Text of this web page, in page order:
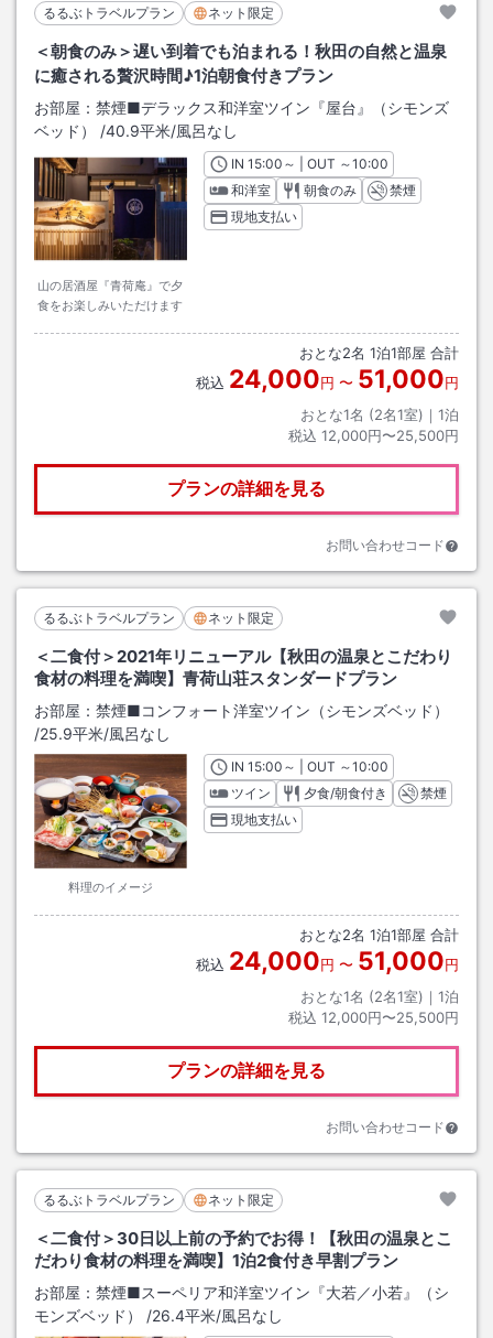
るるぶトラベルプラン ネット限定
＜朝食のみ＞遅い到着でも泊まれる！秋田の自然と温泉
に癒される贅沢時間♪1泊朝食付きプラン
お部屋： 禁煙■デラックス和洋室ツイン『屋台』（シモンズ
ベッド）
/40.9平米/風呂なし
山の居酒屋『青荷庵』で夕
食をお楽しみいただけます
INチェックイン
15:00 ～ | OUT チェックアウト
～10:00
和洋室
朝食のみ
禁煙
現地支払い
おとな2名 1泊1部屋 合計
税込 24,000円 〜 51,000円
おとな1名 (2名1室)｜ 1泊
税込 12,000円〜25,500円
プランの詳細を見る
お問い合わせコード
るるぶトラベルプラン ネット限定
＜二食付＞2021年リニューアル【秋田の温泉とこだわり
食材の料理を満喫】青荷山荘スタンダードプラン
お部屋： 禁煙■コンフォート洋室ツイン（シモンズベッド）
/25.9平米/風呂なし
料理のイメージ
INチェックイン
15:00 ～ | OUT チェックアウト
～10:00
ツイン
夕食/朝食付き
禁煙
現地支払い
おとな2名 1泊1部屋 合計
税込 24,000円 〜 51,000円
おとな1名 (2名1室)｜ 1泊
税込 12,000円〜25,500円
プランの詳細を見る
お問い合わせコード
るるぶトラベルプラン ネット限定
＜二食付＞30日以上前の予約でお得！【秋田の温泉とこ
だわり食材の料理を満喫】1泊2食付き早割プラン
お部屋： 禁煙■スーペリア和洋室ツイン『大若／小若』（シ
モンズベッド）
/26.4平米/風呂なし